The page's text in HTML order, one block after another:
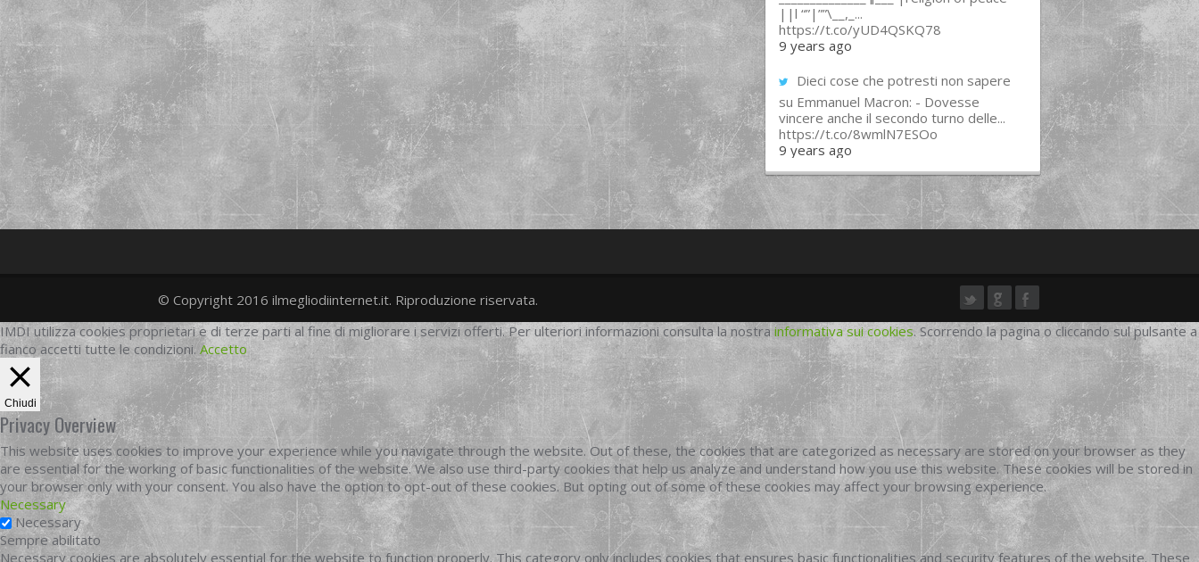
||l “”|””\__,_...
https://t.co/yUD4QSKQ78
9 years ago
Dieci cose che potresti non sapere
su Emmanuel Macron: - Dovesse
vincere anche il secondo turno delle...
https://t.co/8wmlN7ESOo
9 years ago
twittergoogleplus
facebook
© Copyright 2016 ilmegliodiinternet.it. Riproduzione riservata.
IMDI utilizza cookies proprietari e di terze parti al fine di migliorare i servizi offerti. Per ulteriori informazioni consulta la nostra informativa sui cookies. Scorrendo la pagina o cliccando sul pulsante a
fianco accetti tutte le condizioni. Accetto
Chiudi
Privacy Overview
This website uses cookies to improve your experience while you navigate through the website. Out of these, the cookies that are categorized as necessary are stored on your browser as they
are essential for the working of basic functionalities of the website. We also use third-party cookies that help us analyze and understand how you use this website. These cookies will be stored in
your browser only with your consent. You also have the option to opt-out of these cookies. But opting out of some of these cookies may affect your browsing experience.
Necessary
Necessary
Sempre abilitato
Necessary cookies are absolutely essential for the website to function properly. This category only includes cookies that ensures basic functionalities and security features of the website. These